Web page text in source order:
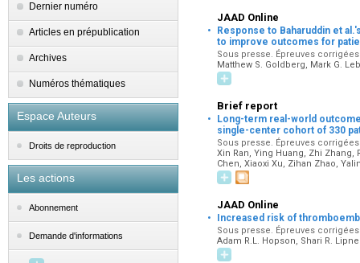
Dernier numéro
Articles en prépublication
Archives
Numéros thématiques
Espace Auteurs
Droits de reproduction
Les actions
Abonnement
Demande d'informations
JAAD Online
·
Response to Baharuddin et
to improve outcomes for
Sous presse. Épreuves
Matthew S. Goldberg, Mark G.
Brief report
·
Long-term real-world
single-center cohort of 330
Sous presse. Épreuves
Xin Ran, Ying Huang, Zhi Zhang,
Chen, Xiaoxi Xu, Zihan Zhao,
JAAD Online
· Increased risk of
Sous presse. Épreuves
Adam R.L. Hopson, Shari R.